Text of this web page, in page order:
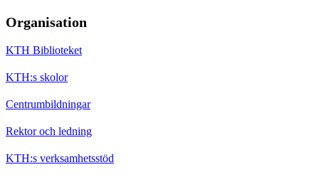
Organisation
KTH Biblioteket
KTH:s skolor
Centrumbildningar
Rektor och ledning
KTH:s verksamhetsstöd